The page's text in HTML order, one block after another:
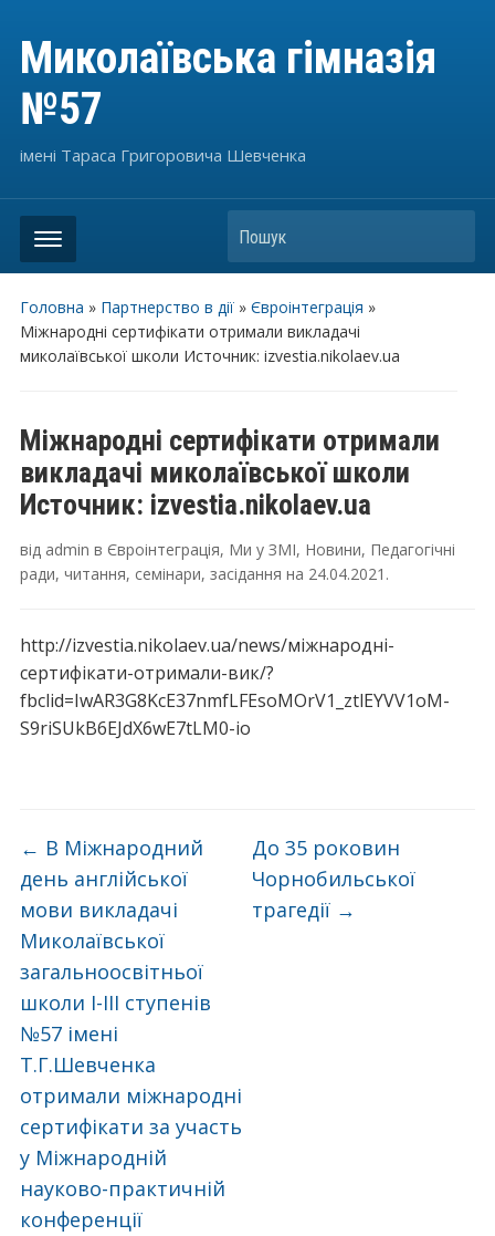
Миколаївська гімназія
№57
імені Тараса Григоровича Шевченка
Пошук
Головна » Партнерство в дії» Євроінтеграція »
Міжнародні сертифікати отримали викладачі
миколаївської школи Источник: izvestia.nikolaev.ua
Міжнародні сертифікати отримали
викладачі миколаївської школи
Источник: izvestia.nikolaev.ua
від admin в Євроінтеграція, Ми у ЗМІ, Новини, Педагогічні
ради, читання, семінари, засідання на 24.04.2021 .
http://izvestia.nikolaev.ua/news/міжнародні-
сертифікати-отримали-вик/?
fbclid=IwAR3G8KcE37nmfLFEsoMOrV1_ztlEYVV1oM-
S9riSUkB6EJdX6wE7tLM0-io
← В Міжнародний
день англійської
мови викладачі
Миколаївської
загальноосвітньої
школи І-ІІІ ступенів
№57 імені
Т.Г.Шевченка
отримали міжнародні
сертифікати за участь
у Міжнародній
науково-практичній
конференції
До 35 роковин
Чорнобильської
трагедії →